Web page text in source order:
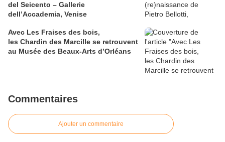
del Seicento – Gallerie
dell’Accademia, Venise
Avec Les Fraises des bois,
les Chardin des Marcille se retrouvent
au Musée des Beaux-Arts d’Orléans
Commentaires
Ajouter un commentaire